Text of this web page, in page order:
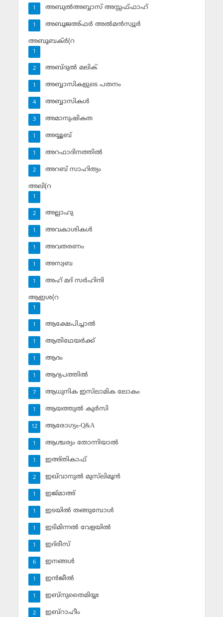
അബുല്‍അബ്ബാസ് അസ്സഫ്ഫാഹ്‌
1
അബൂജഅ്ഫര്‍ അല്‍മന്‍സ്വൂര്‍
1
അബൂബക്ര്‍(റ
1
അബ്ദുല്‍ മലിക്‌
2
അബ്ബാസികളുടെ പതനം
1
അബ്ബാസികള്‍
4
അമാനുഷികത
3
അയ്യൂബ്‌
1
അറഫാദിനത്തില്‍
1
അറബ് സാഹിത്യം
2
അലി(റ
1
അല്ലാഹു
2
അവകാശികള്‍
1
അവതരണം
1
അസ്വബ
1
അഹ് മദ് സര്‍ഹിന്ദി
1
ആഇശ(റ
1
ആക്ഷേപിച്ചാല്‍
1
ആതിഥേയര്‍ക്ക്
1
ആദം
1
ആദ്യപത്തില്‍
1
ആധുനിക ഇസ്‌ലാമിക ലോകം
7
ആയത്തുല്‍ കുര്‍സി
1
ആരോഗ്യം-Q&A
12
ആശ്ചര്യം തോന്നിയാല്‍
1
ഇഅ്തികാഫ്‌
1
ഇഖ്‌വാനുല്‍ മുസ്‌ലിമൂന്‍
2
ഇജ്മാഅ്
1
ഇടയില്‍ തങ്ങുമ്പോള്‍
1
ഇടിമിന്നല്‍ വേളയില്‍
1
ഇദ്‌രീസ്‌
1
ഇനങ്ങള്‍
6
ഇന്‍ജീല്‍
1
ഇബ്‌നുതൈമിയ്യഃ
1
ഇബ്‌റാഹീം
2